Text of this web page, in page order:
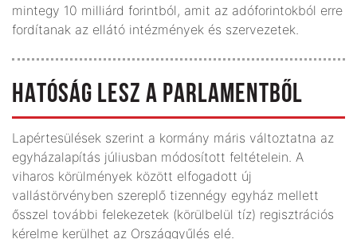
mintegy 10 milliárd forintból, amit az adóforintokból erre
fordítanak az ellátó intézmények és szervezetek.
HATÓSÁG LESZ A PARLAMENTBŐL
Lapértesülések szerint a kormány máris változtatna az
egyházalapítás júliusban módosított feltételein. A
viharos körülmények között elfogadott új
vallástörvényben szereplő tizennégy egyház mellett
ősszel további felekezetek (körülbelül tíz) regisztrációs
kérelme kerülhet az Országgyűlés elé.